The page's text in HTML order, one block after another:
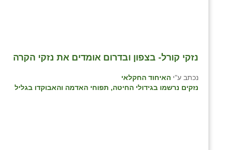
נזקי קורל- בצפון ובדרום אומדים את נזקי הקרה
נכתב ע"י האיחוד החקלאי
נזקים נרשמו בגידולי החיטה, תפוחי האדמה והאבוקדו בגליל